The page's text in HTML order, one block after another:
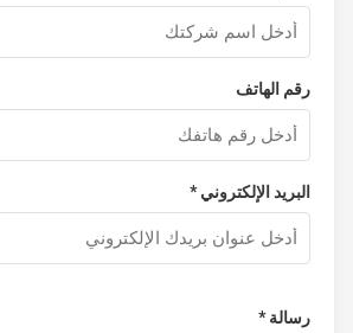
رقم الهاتف
البريد الإلكتروني *
رسالة *